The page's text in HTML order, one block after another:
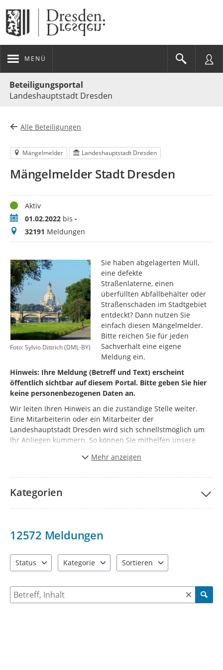
MENÜ
Beteiligungsportal
Landeshauptstadt Dresden
Alle Beteiligungen
Mängelmelder Landeshauptstadt Dresden
Mängelmelder Stadt Dresden
StatusAktiv
Zeitraum01.02.2022 bis -
Meldungen
32191 Meldungen
Foto: Sylvio Dittrich (DML-BY)
Sie haben abgelagerten Müll,
eine defekte
Straßenlaterne, einen
überfüllten Abfallbehälter oder
Straßenschäden im Stadtgebiet
entdeckt? Dann nutzen Sie
einfach diesen Mängelmelder.
Bitte reichen Sie für jeden
Sachverhalt eine eigene
Meldung ein.
Hinweis: Ihre Meldung (Betreff und Text) erscheint
öffentlich sichtbar auf diesem Portal. Bitte geben Sie hier
keine personenbezogenen Daten an.
Wir leiten Ihren Hinweis an die zuständige Stelle weiter.
Eine Mitarbeiterin oder ein Mitarbeiter der
Landeshauptstadt Dresden wird sich schnellstmöglich um
Ihr Anliegen kümmern. So können Sie mithelfen unsere
Mehr anzeigen
Kategorien
12572 Meldungen
Status
Kategorie
Sortieren
Suche nach Meldungen und Kommentaren